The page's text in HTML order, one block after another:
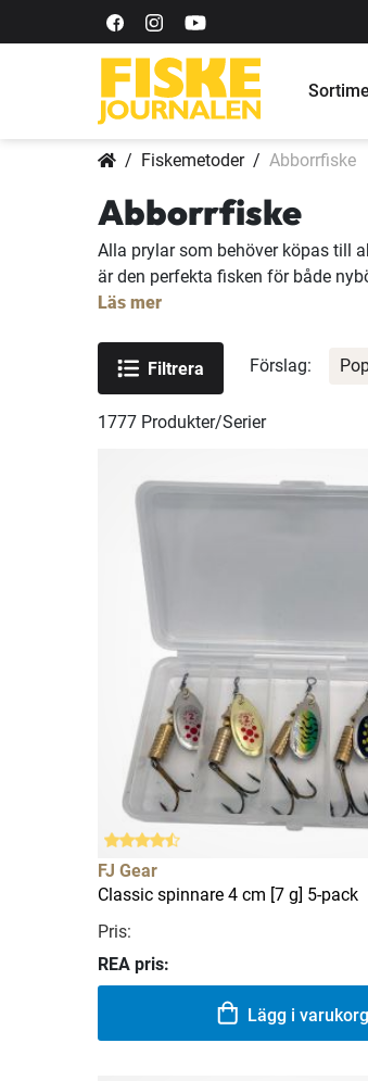
Fiskemetoder Abborrfiske
Abborrfiske
Alla prylar som behöver köpas till
är den perfekta fisken för både
Läs mer
1777 Produkter/Serier
FJ Gear
Classic spinnare 4 cm [7 g] 5-pack
Pris:
REA pris:
Lägg i
Filtrera Förslag: